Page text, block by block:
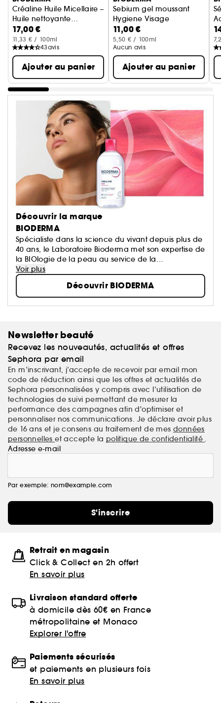
Créaline Huile Micellaire –
Huile nettoyante
démaquillante
apaisante
17,00 €
11,33 € / 100ml
43avis
Ajouter au panier
Sebium gel moussant
Hygiene Visage
11,00 €
5,50 € / 100ml
Aucun avis
Ajouter au panier
Découvrir la marque
BIODERMA
Spécialiste dans la science du vivant depuis plus de
40 ans, le Laboratoire Bioderma met son expertise de
la BIOlogie de la peau au service de la
DERMatologie, afin de vous proposer des produits
qui prennent soin de tous les types de peaux, et à
Voir plus
Découvrir BIODERMA
Newsletter beauté
Recevez les nouveautés, actualités et offres
Sephora par email
En m’inscrivant, j’accepte de recevoir par email mon
code de réduction ainsi que les offres et actualités de
Sephora personnalisées y compris avec l’utilisation de
technologies de suivi permettant de mesurer la
performance des campagnes afin d'optimiser et
personnaliser nos communications. Je déclare avoir plus
de 16 ans et je consens au traitement de mes données
personnelleset accepte la politique de confidentialité .
Adresse e-mail
Par exemple: nom@example.com
S'inscrire
Retrait en magasin
Click & Collect en 2h offert
En savoir plus
Livraison standard offerte
à domicile dès 60€ en France
métropolitaine et Monaco
Explorer l'offre
Paiements sécurisés
et paiements en plusieurs fois
En savoir plus